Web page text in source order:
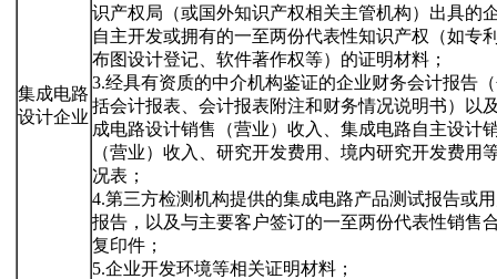
集成电路
设计企业
识产权局（或国外知识产权相关主管机构）出具的
自主开发或拥有的一至两份代表性知识产权（如专
布图设计登记、软件著作权等）的证明材料；
3.经具有资质的中介机构鉴证的企业财务会计报告
括会计报表、会计报表附注和财务情况说明书）以
成电路设计销售（营业）收入、集成电路自主设计
（营业）收入、研究开发费用、境内研究开发费用
况表；
4.第三方检测机构提供的集成电路产品测试报告或
报告，以及与主要客户签订的一至两份代表性销售
复印件；
5.企业开发环境等相关证明材料；